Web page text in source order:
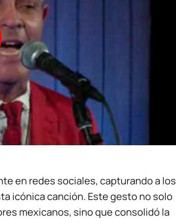
en redes sociales, capturando a los
icónica canción. Este gesto no solo
mexicanos, sino que consolidó la